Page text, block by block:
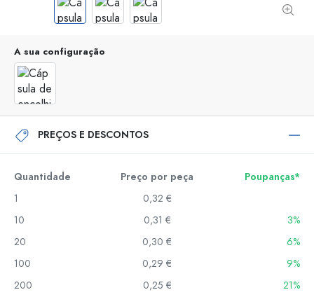
A sua configuração
PREÇOS E DESCONTOS
Quantidade Preço por peça
Poupanças*
1
0,32 €
10
0,31 €
3%
20
0,30 €
6%
100
0,29 €
9%
200
0,25 €
21%